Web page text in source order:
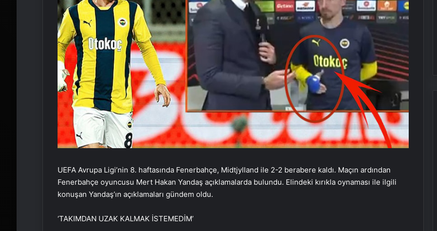
UEFA Avrupa Ligi’nin 8. haftasında Fenerbahçe, Midtjylland ile 2-2 berabere kaldı. Maçın ardından
Fenerbahçe oyuncusu Mert Hakan Yandaş açıklamalarda bulundu. Elindeki kırıkla oynaması ile ilgili
konuşan Yandaş’ın açıklamaları gündem oldu.
‘TAKIMDAN UZAK KALMAK İSTEMEDİM’